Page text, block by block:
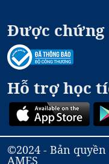
Được
Hỗ trợ học
©2024 - Bản quyền
AMES